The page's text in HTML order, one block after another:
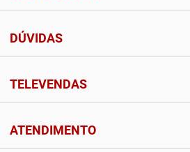
DÚVIDAS
TELEVENDAS
ATENDIMENTO